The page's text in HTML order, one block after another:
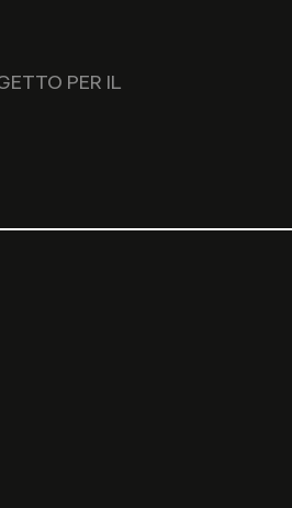
PER IL